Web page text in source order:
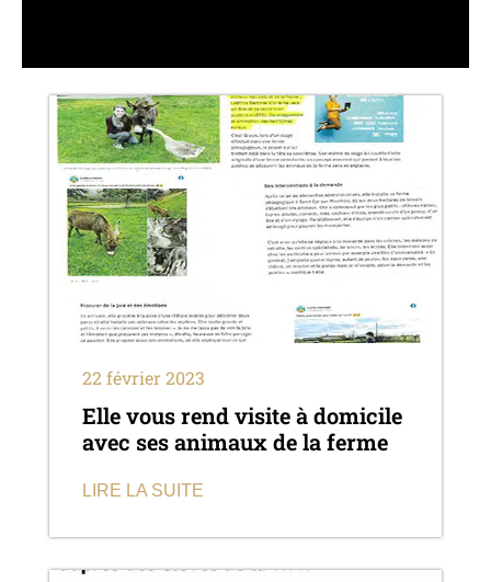
22 février 2023
Elle vous rend visite à domicile
avec ses animaux de la ferme
LIRE LA SUITE